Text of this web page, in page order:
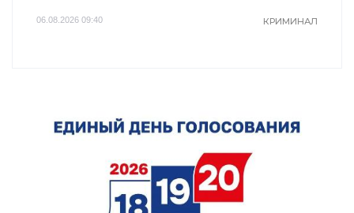
06.08.2026 09:40 КРИМИНАЛ